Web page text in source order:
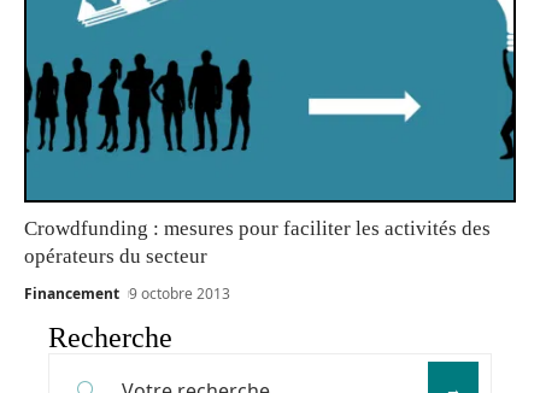
Crowdfunding : mesures pour faciliter les activités des
opérateurs du secteur
Financement 9 octobre 2013
Recherche